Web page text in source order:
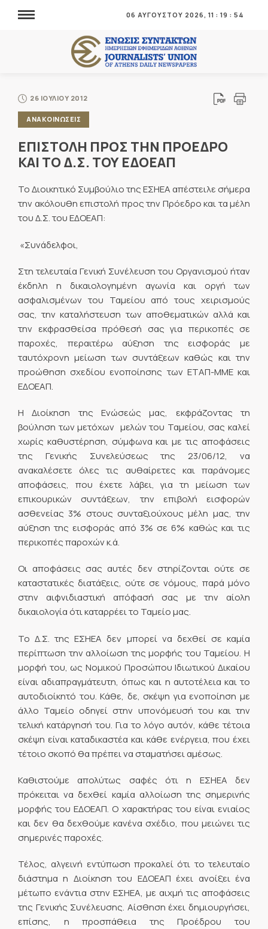
06 ΑΥΓΟΥΣΤΟΥ 2026, 11 : 19 : 55
26 ΙΟΥΛΙΟΥ 2012
ΑΝΑΚΟΙΝΩΣΕΙΣ
ΕΠΙΣΤΟΛΗ ΠΡΟΣ ΤΗΝ ΠΡΟΕΔΡΟ
ΚΑΙ ΤΟ Δ.Σ. ΤΟΥ ΕΔΟΕΑΠ
Το Διοικητικό Συμβούλιο της ΕΣΗΕΑ απέστειλε σήμερα
την ακόλουθη επιστολή προς την Πρόεδρο και τα μέλη
του Δ.Σ. του ΕΔΟΕΑΠ:
«Συνάδελφοι,
Στη τελευταία Γενική Συνέλευση του Οργανισμού ήταν
έκδηλη η δικαιολογημένη αγωνία και οργή των
ασφαλισμένων του Ταμείου από τους χειρισμούς
σας, την καταλήστευση των αποθεματικών αλλά και
την εκφρασθείσα πρόθεσή σας για περικοπές σε
παροχές, περαιτέρω αύξηση της εισφοράς με
ταυτόχρονη μείωση των συντάξεων καθώς και την
προώθηση σχεδίου ενοποίησης των ΕΤΑΠ-ΜΜΕ και
ΕΔΟΕΑΠ.
Η Διοίκηση της Ενώσεώς μας, εκφράζοντας τη
βούληση των μετόχων  μελών του Ταμείου, σας καλεί
χωρίς καθυστέρηση, σύμφωνα και με τις αποφάσεις
της Γενικής Συνελεύσεως της 23/06/12, να
ανακαλέσετε όλες τις αυθαίρετες και παράνομες
αποφάσεις, που έχετε λάβει, για τη μείωση των
επικουρικών συντάξεων, την επιβολή εισφορών
ασθενείας 3% στους συνταξιούχους μέλη μας, την
αύξηση της εισφοράς από 3% σε 6% καθώς και τις
περικοπές παροχών κ.ά.
Οι αποφάσεις σας αυτές δεν στηρίζονται ούτε σε
καταστατικές διατάξεις, ούτε σε νόμους, παρά μόνο
στην αιφνιδιαστική απόφασή σας με την αίολη
δικαιολογία ότι καταρρέει το Ταμείο μας.
Το Δ.Σ. της ΕΣΗΕΑ δεν μπορεί να δεχθεί σε καμία
περίπτωση την αλλοίωση της μορφής του Ταμείου. Η
μορφή του, ως Νομικού Προσώπου Ιδιωτικού Δικαίου
είναι αδιαπραγμάτευτη, όπως και η αυτοτέλεια και το
αυτοδιοίκητό του. Κάθε, δε, σκέψη για ενοποίηση με
άλλο Ταμείο οδηγεί στην υπονόμευσή του και την
τελική κατάργησή του. Για το λόγο αυτόν, κάθε τέτοια
σκέψη είναι καταδικαστέα και κάθε ενέργεια, που έχει
τέτοιο σκοπό θα πρέπει να σταματήσει αμέσως.
Καθιστούμε απολύτως σαφές ότι η ΕΣΗΕΑ δεν
πρόκειται να δεχθεί καμία αλλοίωση της σημερινής
μορφής του ΕΔΟΕΑΠ. Ο χαρακτήρας του είναι ενιαίος
και δεν θα δεχθούμε κανένα σχέδιο, που μειώνει τις
σημερινές παροχές.
Τέλος, αλγεινή εντύπωση προκαλεί ότι το τελευταίο
διάστημα η Διοίκηση του ΕΔΟΕΑΠ έχει ανοίξει ένα
μέτωπο ενάντια στην ΕΣΗΕΑ, με αιχμή τις αποφάσεις
της Γενικής Συνέλευσης. Αίσθηση έχει δημιουργήσει,
επίσης, η προσπάθεια της Προέδρου του